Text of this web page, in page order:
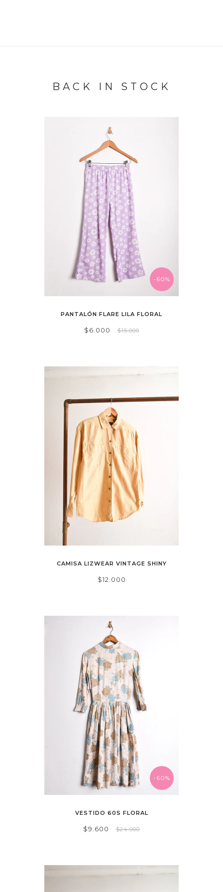
BACK IN STOCK
-60%
PANTALÓN FLARE LILA FLORAL
$6.000 $15.000
CAMISA LIZWEAR VINTAGE SHINY
$12.000
-60%
VESTIDO 60S FLORAL
$9.600 $24.000